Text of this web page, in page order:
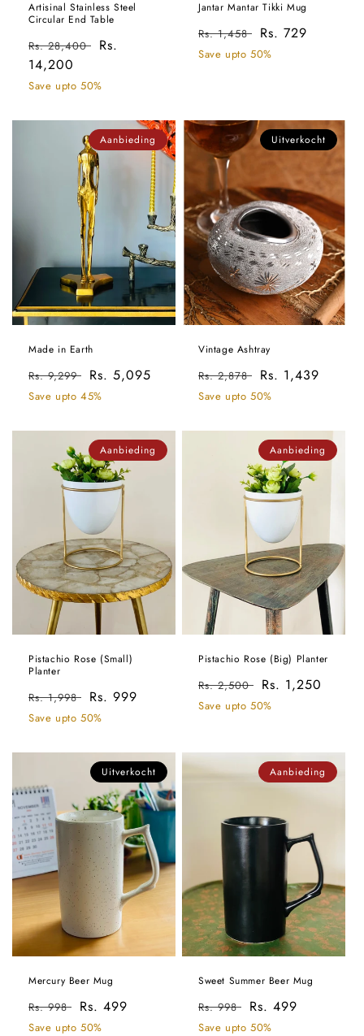
Artisinal Stainless Steel
Circular End Table
Normale
prijs
Rs. 28,400 Aanbiedingsprijs
Rs.
14,200
Save upto 50%
Jantar Mantar Tikki Mug
Normale
prijs
Rs. 1,458 Aanbiedingsprijs
Rs. 729
Save upto 50%
Aanbieding
Made in Earth
Normale
prijs
Rs. 9,299 Aanbiedingsprijs
Rs. 5,095
Save upto 45%
Uitverkocht
Vintage Ashtray
Normale
prijs
Rs. 2,878 Aanbiedingsprijs
Rs. 1,439
Save upto 50%
Aanbieding
Pistachio Rose (Small)
Planter
Normale
prijs
Rs. 1,998 Aanbiedingsprijs
Rs. 999
Save upto 50%
Aanbieding
Pistachio Rose (Big) Planter
Normale
prijs
Rs. 2,500 Rs. 1,250
Save upto 50%
Uitverkocht
Mercury Beer Mug
Normale
prijs
Rs. 998 Aanbiedingsprijs
Rs. 499
Save upto 50%
Aanbieding
Sweet Summer Beer Mug
Normale
prijs
Rs. 998 Aanbiedingsprijs
Rs. 499
Save upto 50%